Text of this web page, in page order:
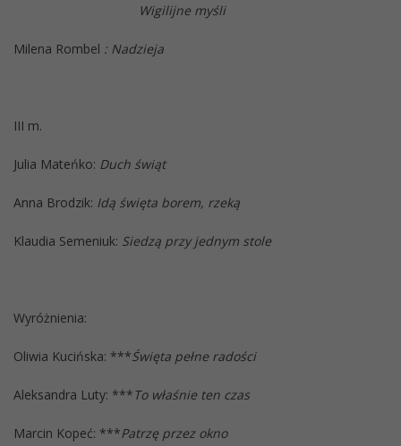
Wigilijne myśli
Milena Rombel : Nadzieja
III m.
Julia Mateńko: Duch świąt
Anna Brodzik: Idą święta borem, rzeką
Klaudia Semeniuk: Siedzą przy jednym stole
Wyróżnienia:
Oliwia Kucińska: *** Święta pełne radości
Aleksandra Luty: ***To właśnie ten czas
Marcin Kopeć: ***Patrzę przez okno